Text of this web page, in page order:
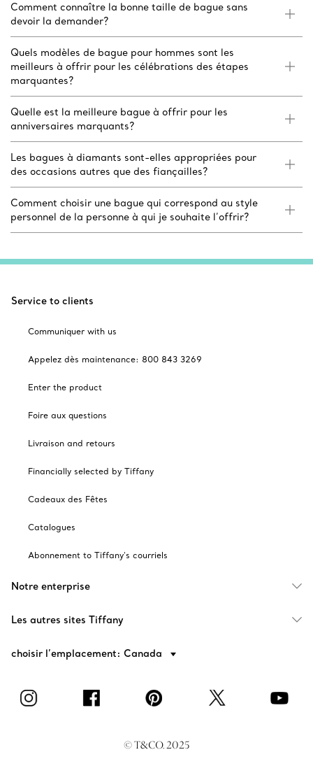
Comment connaître la bonne taille de bague sans
devoir la demander?
Quels modèles de bague pour hommes sont les
meilleurs à offrir pour les célébrations des étapes
marquantes?
Quelle est la meilleure bague à offrir pour les
anniversaires marquants?
Les bagues à diamants sont-elles appropriées pour
des occasions autres que des fiançailles?
Comment choisir une bague qui correspond au style
personnel de la personne à qui je souhaite l’offrir?
Service to clients
Communiquer with us
Appelez dès maintenance: 800 843 3269
Enter the product
Foire aux questions
Livraison and retours
Financially selected by Tiffany
Cadeaux des Fêtes
Catalogues
Abonnement to Tiffany's courriels
Notre enterprise
Les autres sites Tiffany
choisir l’emplacement: Canada
© T&CO. 2025